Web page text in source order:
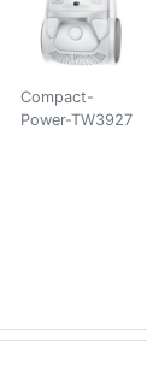
Compact-
Power-TW3927